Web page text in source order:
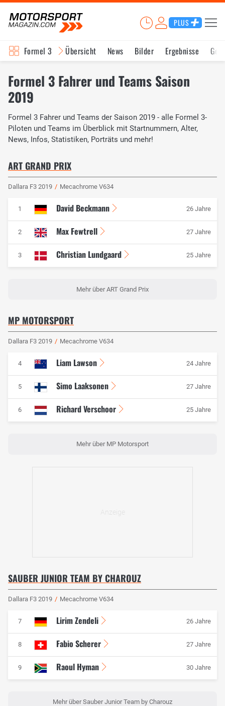
PLUS
Formel 3 Übersicht News Bilder Ergebnisse
Formel 3 Fahrer und Teams Saison
2019
Formel 3 Fahrer und Teams der Saison 2019 - alle Formel 3-
Piloten und Teams im Überblick mit Startnummern, Alter,
News, Infos, Statistiken, Porträts und mehr!
ART GRAND PRIX
Dallara F3 2019 / Mecachrome V634
1 David Beckmann 26 Jahre
2 Max Fewtrell 27 Jahre
3 Christian Lundgaard 25 Jahre
Mehr über ART Grand Prix
MP MOTORSPORT
Dallara F3 2019 / Mecachrome V634
4 Liam Lawson 24 Jahre
5 Simo Laaksonen 27 Jahre
6 Richard Verschoor 25 Jahre
Mehr über MP Motorsport
SAUBER JUNIOR TEAM BY CHAROUZ
Dallara F3 2019 / Mecachrome V634
7 Lirim Zendeli 26 Jahre
8 Fabio Scherer 27 Jahre
9 Raoul Hyman 30 Jahre
Mehr über Sauber Junior Team by Charouz